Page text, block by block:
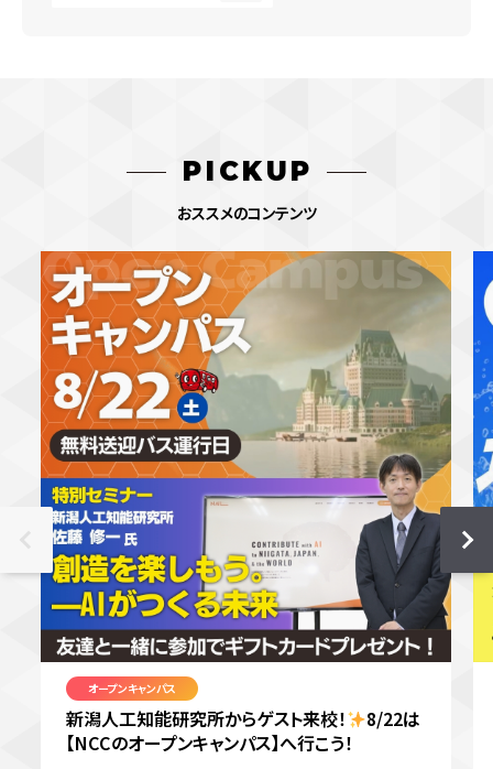
PICKUP
おススメのコンテンツ
オープンキャンパス
新潟人工知能研究所からゲスト来校！
8/22は
【NCCのオープンキャンパス】へ行こう！